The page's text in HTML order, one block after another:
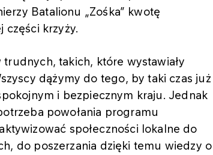
Batalionu „Zośka” kwotę
części krzyży.
takich, które wystawiały
dążymy do tego, by taki czas już
i bezpiecznym kraju. Jednak
powołania programu
społeczności lokalne do
do poszerzania dzięki temu wiedzy o